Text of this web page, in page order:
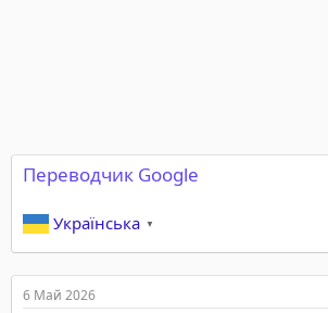
Переводчик Google
Українська ▼
6 Май 2026